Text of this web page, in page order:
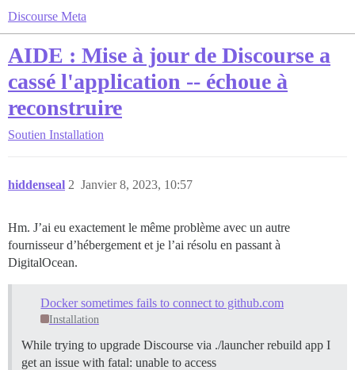
Discourse Meta
AIDE : Mise à jour de Discourse a
cassé l'application -- échoue à
reconstruire
Soutien Installation
hiddenseal Janvier 8, 2023, 10:57
2
Hm. J’ai eu exactement le même problème avec un autre
fournisseur d’hébergement et je l’ai résolu en passant à
DigitalOcean.
Docker sometimes fails to connect to github.com
Installation
While trying to upgrade Discourse via ./launcher rebuild app I
get an issue with fatal: unable to access